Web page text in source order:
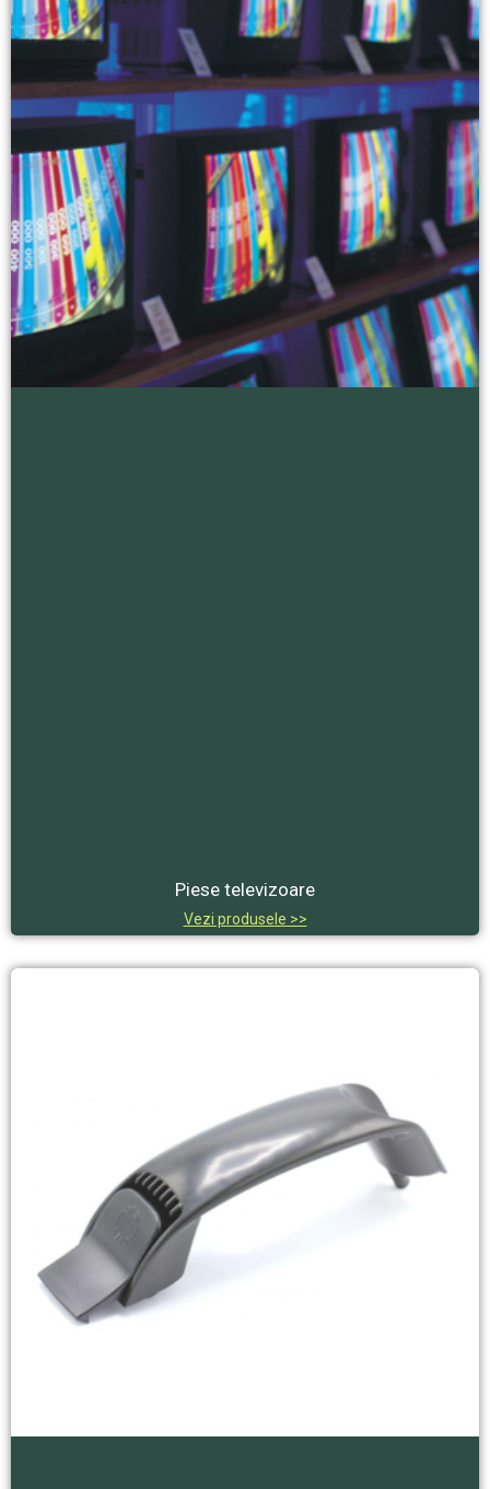
Piese televizoare
Vezi produsele >>